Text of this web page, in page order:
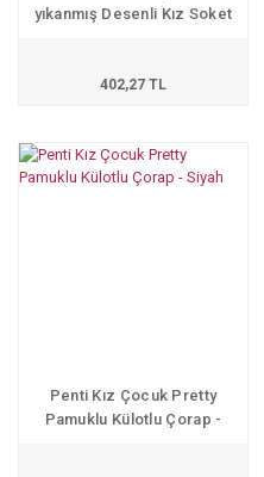
yıkanmış Desenli Kız Soket
402,27 TL
Penti Kız Çocuk Pretty
Pamuklu Külotlu Çorap -